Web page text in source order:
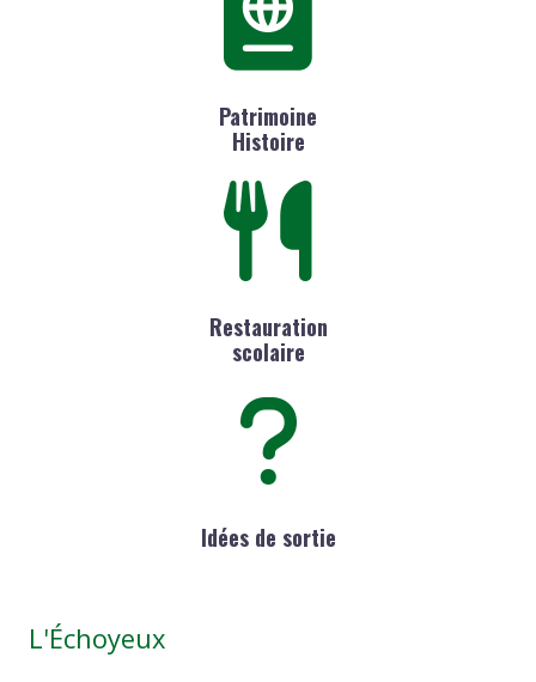
Patrimoine
Histoire
Restauration
scolaire
Idées de sortie
L'Échoyeux